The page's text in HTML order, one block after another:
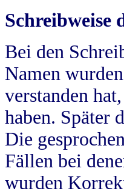
Schreibweise
Bei den
Namen
verstanden
haben. Später
Die
Fällen bei
wurden